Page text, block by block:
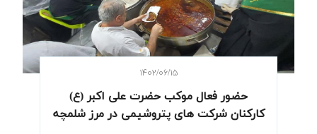
۱۴۰۲/۰۶/۱۵
حضور فعال موکب حضرت علی اکبر (ع)
کارکنان شرکت های پتروشیمی در مرز شلمچه